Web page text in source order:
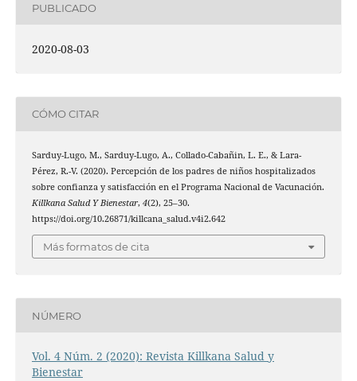
PUBLICADO
2020-08-03
CÓMO CITAR
Sarduy-Lugo, M., Sarduy-Lugo, A., Collado-Cabañin, L. E., & Lara-
Pérez, R.-V. (2020). Percepción de los padres de niños hospitalizados
sobre confianza y satisfacción en el Programa Nacional de Vacunación.
Killkana Salud Y Bienestar, 4(2), 25–30.
https://doi.org/10.26871/killcana_salud.v4i2.642
Más formatos de cita
NÚMERO
Vol. 4 Núm. 2 (2020): Revista Killkana Salud y
Bienestar